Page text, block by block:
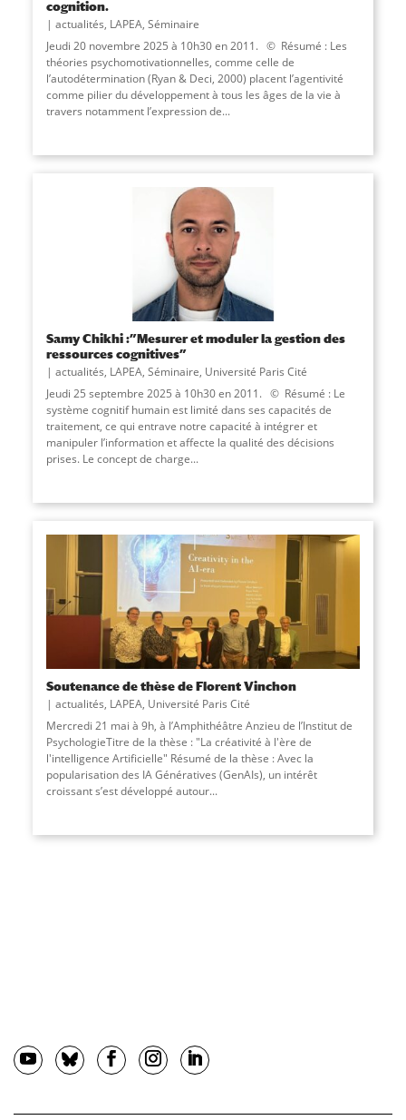
cognition.
actualités, LAPEA, Séminaire
Jeudi 20 novembre 2025 à 10h30 en 2011. © Résumé : Les
théories psychomotivationnelles, comme celle de
l’autodétermination (Ryan & Deci, 2000) placent l’agentivité
comme pilier du développement à tous les âges de la vie à
travers notamment l’expression de...
Samy Chikhi :”Mesurer et moduler la gestion des
ressources cognitives”
actualités, LAPEA, Séminaire, Université Paris Cité
Jeudi 25 septembre 2025 à 10h30 en 2011. © Résumé : Le
système cognitif humain est limité dans ses capacités de
traitement, ce qui entrave notre capacité à intégrer et
manipuler l’information et affecte la qualité des décisions
prises. Le concept de charge...
Soutenance de thèse de Florent Vinchon
actualités, LAPEA, Université Paris Cité
Mercredi 21 mai à 9h, à l’Amphithéâtre Anzieu de l’Institut de
PsychologieTitre de la thèse : "La créativité à l'ère de
l'intelligence Artificielle" Résumé de la thèse : Avec la
popularisation des IA Génératives (GenAIs), un intérêt
croissant s’est développé autour...